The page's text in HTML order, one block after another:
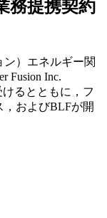
務提携契約
）エネルギー関
Fusion Inc.
るとともに，フ
，およびBLFが開